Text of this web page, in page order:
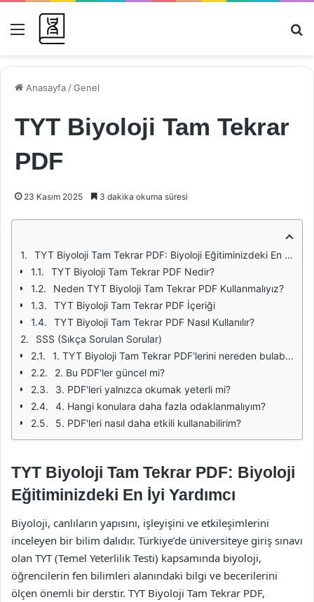
Menü
Anasayfa /Genel
TYT Biyoloji Tam Tekrar
PDF
23 Kasım 2025 3 dakika okuma süresi
TYT Biyoloji Tam Tekrar PDF: Biyoloji Eğitiminizdeki En İyi Yardımcı
TYT Biyoloji Tam Tekrar PDF Nedir?
Neden TYT Biyoloji Tam Tekrar PDF Kullanmalıyız?
TYT Biyoloji Tam Tekrar PDF İçeriği
TYT Biyoloji Tam Tekrar PDF Nasıl Kullanılır?
SSS (Sıkça Sorulan Sorular)
1. TYT Biyoloji Tam Tekrar PDF'lerini nereden bulabilirim?
2. Bu PDF'ler güncel mi?
3. PDF'leri yalnızca okumak yeterli mi?
4. Hangi konulara daha fazla odaklanmalıyım?
5. PDF'leri nasıl daha etkili kullanabilirim?
TYT Biyoloji Tam Tekrar PDF: Biyoloji
Eğitiminizdeki En İyi Yardımcı
Biyoloji, canlıların yapısını, işleyişini ve etkileşimlerini
inceleyen bir bilim dalıdır. Türkiye’de üniversiteye giriş sınavı
olan TYT (Temel Yeterlilik Testi) kapsamında biyoloji,
öğrencilerin fen bilimleri alanındaki bilgi ve becerilerini
ölçen önemli bir derstir. TYT Biyoloji Tam Tekrar PDF,